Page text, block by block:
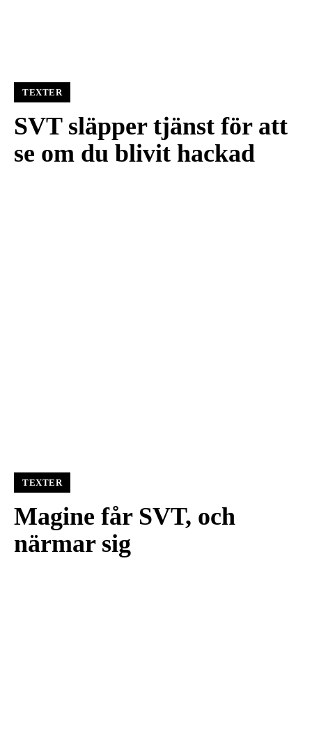
TEXTER
SVT släpper tjänst för att
se om du blivit hackad
TEXTER
Magine får SVT, och
närmar sig